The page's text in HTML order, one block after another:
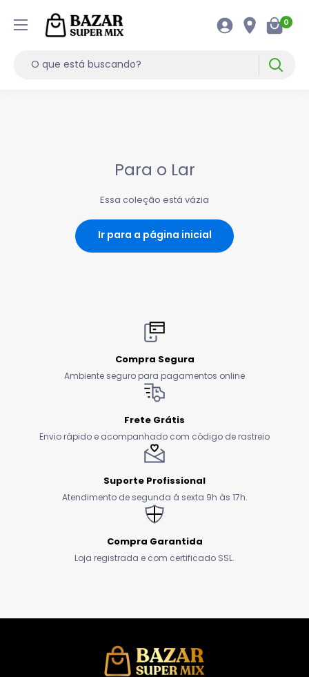
0
Para o Lar
Essa coleção está vázia
Ir para a página inicial
Compra Segura
Ambiente seguro para pagamentos online
Frete Grátis
Envio rápido e acompanhado com código de rastreio
Suporte Profissional
Atendimento de segunda á sexta 9h às 17h.
Compra Garantida
Loja registrada e com certificado SSL.